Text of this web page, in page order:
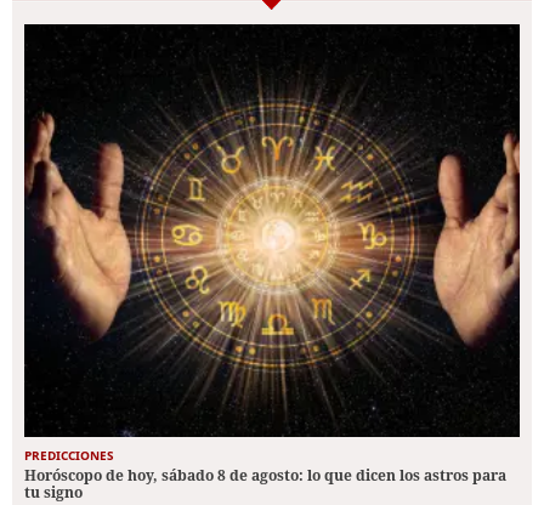
PREDICCIONES
Horóscopo de hoy, sábado 8 de agosto: lo que dicen los astros para
tu signo